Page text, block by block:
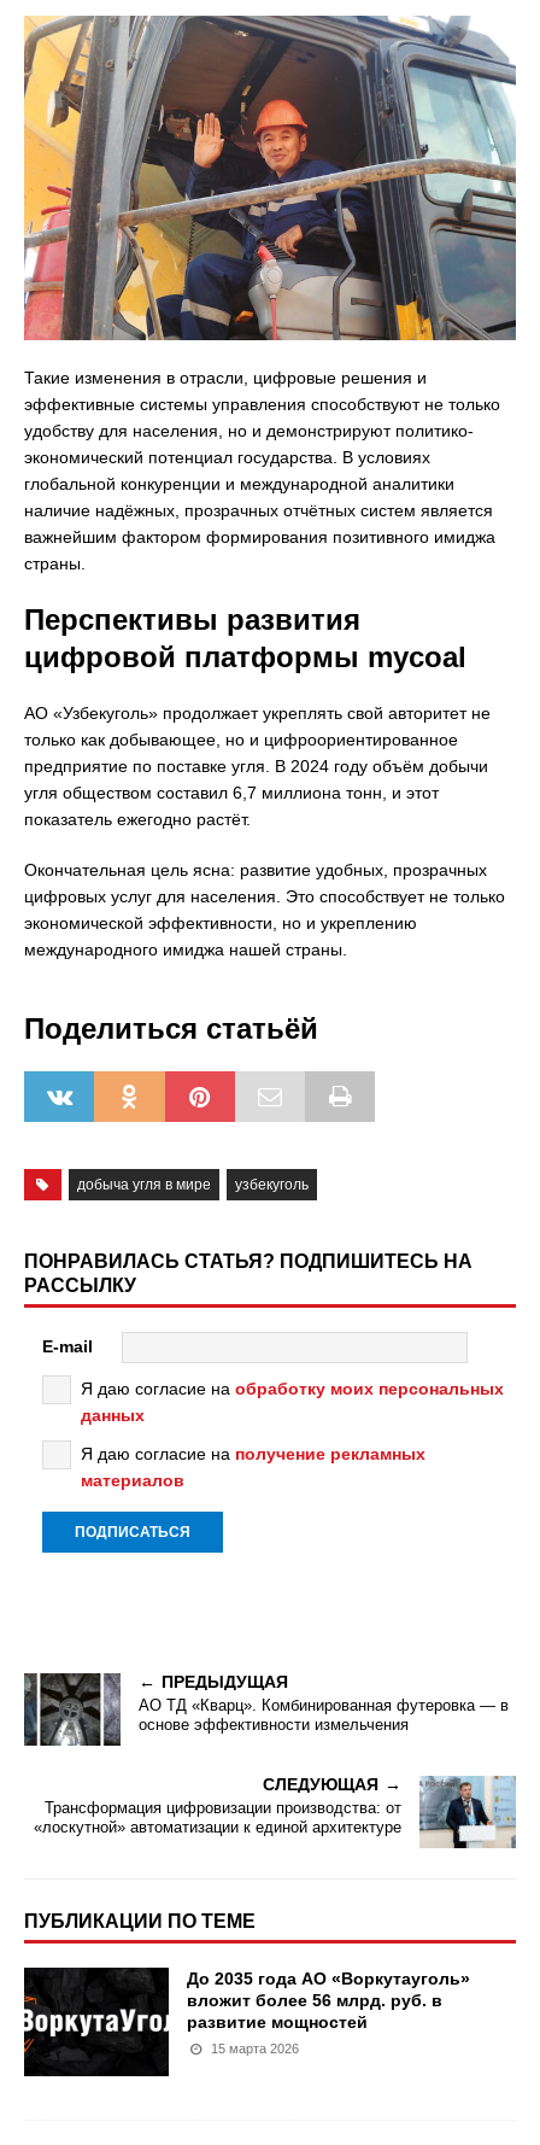
Такие изменения в отрасли, цифровые решения и
эффективные системы управления способствуют не только
удобству для населения, но и демонстрируют политико-
экономический потенциал государства. В условиях
глобальной конкуренции и международной аналитики
наличие надёжных, прозрачных отчётных систем является
важнейшим фактором формирования позитивного имиджа
страны.
Перспективы развития
цифровой платформы mycoal
АО «Узбекуголь» продолжает укреплять свой авторитет не
только как добывающее, но и цифроориентированное
предприятие по поставке угля. В 2024 году объём добычи
угля обществом составил 6,7 миллиона тонн, и этот
показатель ежегодно растёт.
Окончательная цель ясна: развитие удобных, прозрачных
цифровых услуг для населения. Это способствует не только
экономической эффективности, но и укреплению
международного имиджа нашей страны.
Поделиться статьёй
добыча угля в мире узбекуголь
ПОНРАВИЛАСЬ СТАТЬЯ? ПОДПИШИТЕСЬ НА
РАССЫЛКУ
E-mail
Я даю согласие на обработку моих персональных
данных
Я даю согласие на получение рекламных
материалов
ПРЕДЫДУЩАЯ
АО ТД «Кварц». Комбинированная футеровка — в
основе эффективности измельчения
СЛЕДУЮЩАЯ
Трансформация цифровизации производства: от
«лоскутной» автоматизации к единой архитектуре
ПУБЛИКАЦИИ ПО ТЕМЕ
До 2035 года АО «Воркутауголь»
вложит более 56 млрд. руб. в
развитие мощностей
15 марта 2026